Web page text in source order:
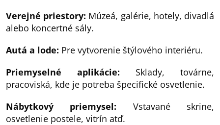
Verejné priestory: Múzeá, galérie, hotely, divadlá
alebo koncertné sály.
Autá a lode: Pre vytvorenie štýlového interiéru.
Priemyselné aplikácie: Sklady, továrne,
pracoviská, kde je potreba špecifické osvetlenie.
Nábytkový priemysel: Vstavané skrine,
osvetlenie postele, vitrín atď.